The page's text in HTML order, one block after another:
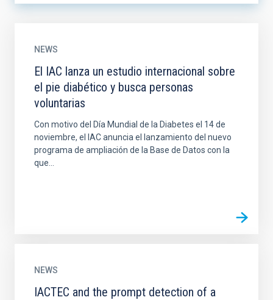
NEWS
El IAC lanza un estudio internacional sobre
el pie diabético y busca personas
voluntarias
Con motivo del Día Mundial de la Diabetes el 14 de
noviembre, el IAC anuncia el lanzamiento del nuevo
programa de ampliación de la Base de Datos con la
que...
NEWS
IACTEC and the prompt detection of a